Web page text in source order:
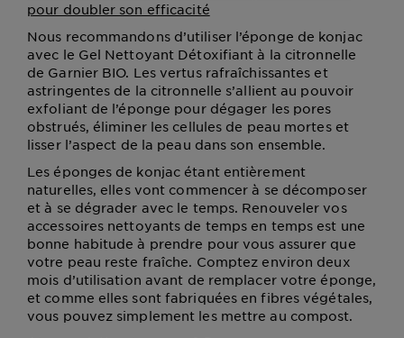
pour doubler son efficacité
Nous recommandons d’utiliser l’éponge de konjac
avec le Gel Nettoyant Détoxifiant à la citronnelle
de Garnier BIO. Les vertus rafraîchissantes et
astringentes de la citronnelle s’allient au pouvoir
exfoliant de l’éponge pour dégager les pores
obstrués, éliminer les cellules de peau mortes et
lisser l’aspect de la peau dans son ensemble.
Les éponges de konjac étant entièrement
naturelles, elles vont commencer à se décomposer
et à se dégrader avec le temps. Renouveler vos
accessoires nettoyants de temps en temps est une
bonne habitude à prendre pour vous assurer que
votre peau reste fraîche. Comptez environ deux
mois d’utilisation avant de remplacer votre éponge,
et comme elles sont fabriquées en fibres végétales,
vous pouvez simplement les mettre au compost.